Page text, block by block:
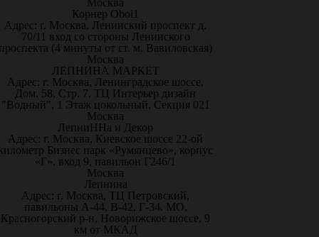
Москва
Корнер Oboi1
Адрес: г. Москва, Ленинский проспект д.
70/11 вход со стороны Ленинского
(4 минуты от ст. м. Вавиловская)
Москва
ЛЕПНИНА МАРКЕТ
Адрес: г. Москва, Ленинградское шоссе,
Дом. 58, Стр. 7, ТЦ Интерьер дизайн
"Водный", 1 Этаж цокольный, Секция 021
Москва
ЛепниННа и Декор
Адрес: г. Москва, Киевское шоссе 22-ой
Бизнес парк «Румянцево», корпус
«Г», вход 9, павильон Г246/1
Москва
Лепнина
Адрес: г. Москва, ТЦ Петровский,
павильоны А-44, В-42, Г-34. МО,
Красногорский р-н, Новорижское шоссе, 9
км от МКАД